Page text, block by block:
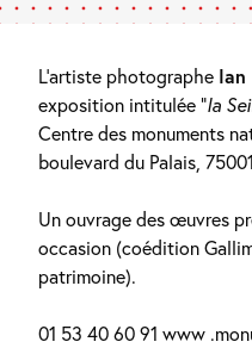
L’artiste photographe Ian
exposition intitulée “la
Centre des monuments
boulevard du Palais,
Un ouvrage des œuvres
occasion (coédition
patrimoine).
01 53 40 60 91 www